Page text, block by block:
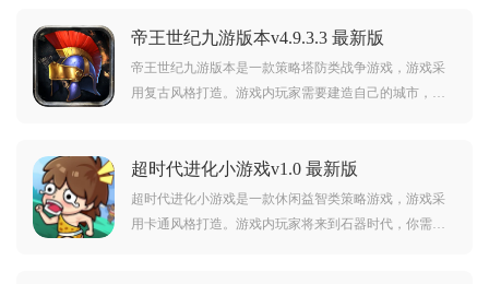
帝王世纪九游版本v4.9.3.3 最新版
帝王世纪九游版本是一款策略塔防类战争游戏，游戏采
用复古风格打造。游戏内玩家需要建造自己的城市，同
过，赶紧点击下载开始游玩吧。
超时代进化小游戏v1.0 最新版
超时代进化小游戏是一款休闲益智类策略游戏，游戏采
用卡通风格打造。游戏内玩家将来到石器时代，你需要